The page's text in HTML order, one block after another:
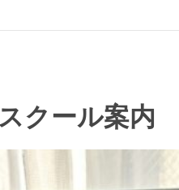
クール案内